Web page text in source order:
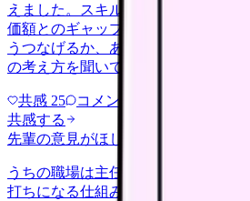
えました。スキルが現場で役立って
価額とのギャップに正直もやもやし
うつなげるか、あるいは別の形で活
の考え方を聞いてみたいです。
共感 25 コメント
共感する
先輩の意見がほしい
うちの職場は主任や師長にならない
打ちになる仕組みのようです。管理